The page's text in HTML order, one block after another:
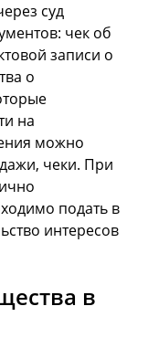
суд
чек об
записи о
о
на
можно
чеки. При
подать в
интересов
в